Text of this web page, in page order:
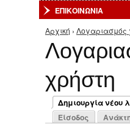
ΕΠΙΚΟΙΝΩΝΙΑ
Είστε εδώ
Αρχική › Λογαριασμός
χρήστη
Δημιουργία νέου
(ενεργή καρτέλα)
Είσοδος